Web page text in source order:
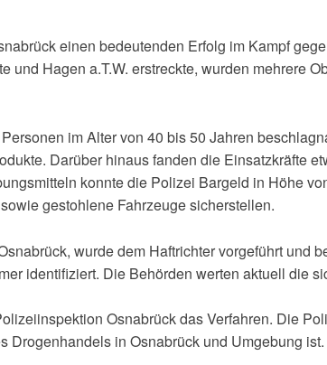
einen bedeutenden Erfolg im Kampf
Hagen a.T.W. erstreckte, wurden mehrere
im Alter von 40 bis 50 Jahren
Darüber hinaus fanden die Einsatzkräfte
konnte die Polizei Bargeld in Höhe
gestohlene Fahrzeuge sicherstellen.
wurde dem Haftrichter vorgeführt und
identifiziert. Die Behörden werten aktuell die
Osnabrück das Verfahren. Die
Drogenhandels in Osnabrück und Umgebung ist.